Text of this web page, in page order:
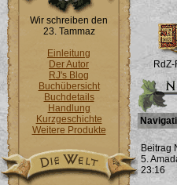
Wir schreiben den
23. Tammaz
Einleitung
Der Autor
RJ's Blog
Buchübersicht
Buchdetails
Handlung
Kurzgeschichte
Weitere Produkte
Beitrag
5.
23:16